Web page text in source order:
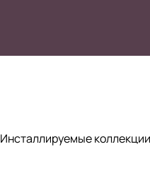
Инсталлируемые